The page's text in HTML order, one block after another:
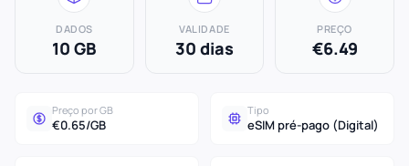
DADOS
10 GB
VALIDADE
30 dias
PREÇO
€6.49
Preço por GB
€0.65/GB
Tipo
eSIM pré-pago (Digital)